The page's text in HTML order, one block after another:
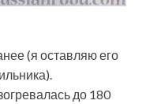
(я оставляю его
до 180